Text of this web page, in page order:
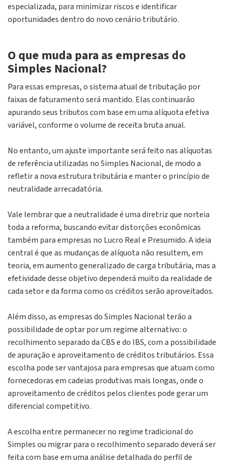
especializada, para minimizar riscos e identificar
oportunidades dentro do novo cenário tributário.
O que muda para as empresas do
Simples Nacional?
Para essas empresas, o sistema atual de tributação por
faixas de faturamento será mantido. Elas continuarão
apurando seus tributos com base em uma alíquota efetiva
variável, conforme o volume de receita bruta anual.
No entanto, um ajuste importante será feito nas alíquotas
de referência utilizadas no Simples Nacional, de modo a
refletir a nova estrutura tributária e manter o princípio de
neutralidade arrecadatória.
Vale lembrar que a neutralidade é uma diretriz que norteia
toda a reforma, buscando evitar distorções econômicas
também para empresas no Lucro Real e Presumido. A ideia
central é que as mudanças de alíquota não resultem, em
teoria, em aumento generalizado de carga tributária, mas a
efetividade desse objetivo dependerá muito da realidade de
cada setor e da forma como os créditos serão aproveitados.
Além disso, as empresas do Simples Nacional terão a
possibilidade de optar por um regime alternativo: o
recolhimento separado da CBS e do IBS, com a possibilidade
de apuração e aproveitamento de créditos tributários. Essa
escolha pode ser vantajosa para empresas que atuam como
fornecedoras em cadeias produtivas mais longas, onde o
aproveitamento de créditos pelos clientes pode gerar um
diferencial competitivo.
A escolha entre permanecer no regime tradicional do
Simples ou migrar para o recolhimento separado deverá ser
feita com base em uma análise detalhada do perfil de